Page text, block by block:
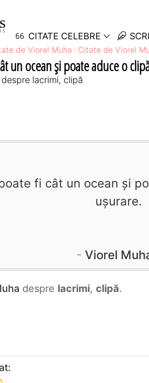
CITATE CELEBRE
de Viorel Muha Citate de Viorel
un ocean şi poate aduce o
lacrimi, clipă
fi cât un ocean şi
uşurare.
Viorel
despre lacrimi, clipă.